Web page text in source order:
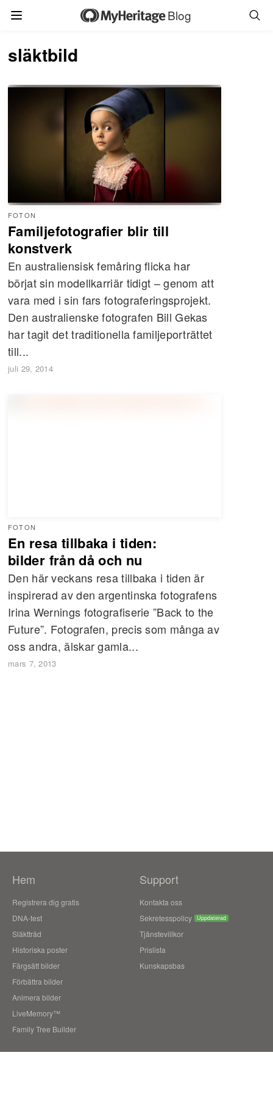
Blog
släktbild
FOTON
Familjefotografier blir till
konstverk
En australiensisk femåring flicka har
börjat sin modellkarriär tidigt – genom att
vara med i sin fars fotograferingsprojekt.
Den australienske fotografen Bill Gekas
har tagit det traditionella familjeporträttet
till...
juli 29, 2014
FOTON
En resa tillbaka i tiden:
bilder från då och nu
Den här veckans resa tillbaka i tiden är
inspirerad av den argentinska fotografens
Irina Wernings fotografiserie ”Back to the
Future”. Fotografen, precis som många av
oss andra, älskar gamla...
mars 7, 2013
Hem
Registrera dig gratis
DNA-test
Släktträd
Historiska poster
Färgsätt bilder
Förbättra bilder
Animera bilder
LiveMemory™
Family Tree Builder
Support
Kontakta oss
Sekretesspolicy
Uppdaterad
Tjänstevillkor
Prislista
Kunskapsbas